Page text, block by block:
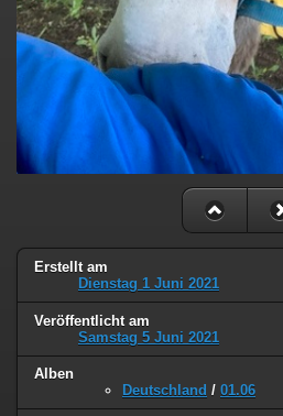
Erstellt am
Dienstag 1 Juni 2021
Veröffentlicht am
Samstag 5 Juni 2021
Alben
Deutschland / 01.06